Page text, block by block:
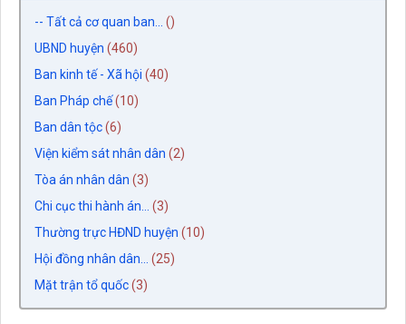
-- Tất cả cơ quan ban...
()
UBND huyện (460)
Ban kinh tế - Xã hội (40)
Ban Pháp chế(10)
Ban dân tộc(6)
Viện kiểm sát nhân dân (2)
Tòa án nhân dân (3)
Chi cục thi hành án...
(3)
Thường trực HĐND huyện (10)
Hội đồng nhân dân...
(25)
Mặt trận tổ quốc(3)